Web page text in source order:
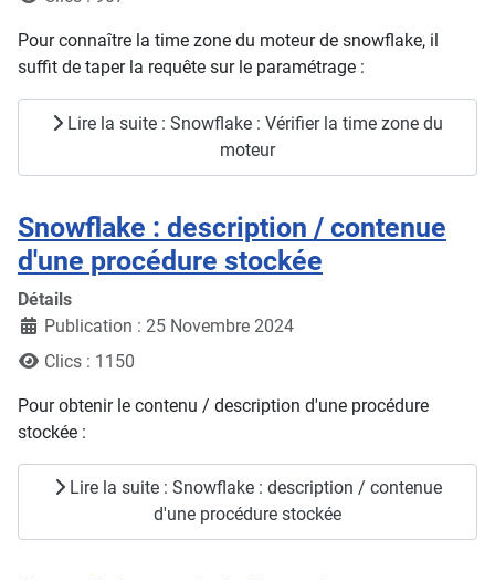
Pour connaître la time zone du moteur de snowflake, il
suffit de taper la requête sur le paramétrage :
Lire la suite : Snowflake : Vérifier la time zone du
moteur
Snowflake : description / contenue
d'une procédure stockée
Détails
Publication : 25 Novembre 2024
Clics : 1150
Pour obtenir le contenu / description d'une procédure
stockée :
Lire la suite : Snowflake : description / contenue
d'une procédure stockée